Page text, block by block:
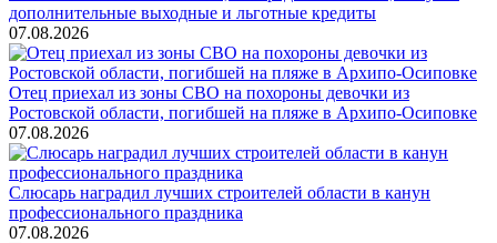
дополнительные выходные и льготные кредиты
07.08.2026
Отец приехал из зоны СВО на похороны девочки из
Ростовской области, погибшей на пляже в Архипо-Осиповке
07.08.2026
Слюсарь наградил лучших строителей области в канун
профессионального праздника
07.08.2026